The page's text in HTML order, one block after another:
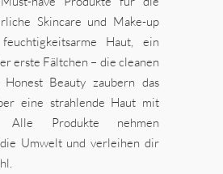
Skincare und Make-up
Haut, ein
erste Fältchen – die cleanen
Beauty zaubern das
eine strahlende Haut mit
Alle Produkte nehmen
Umwelt und verleihen dir